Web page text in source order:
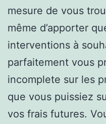
mesure de vous
même d’apporter
interventions à
parfaitement vous
incomplete sur les
que vous puissiez
vos frais futures.